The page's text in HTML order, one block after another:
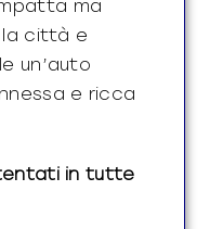
ma
la città e
un’auto
e ricca
in tutte